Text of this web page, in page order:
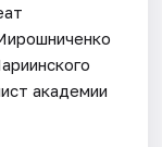
академии